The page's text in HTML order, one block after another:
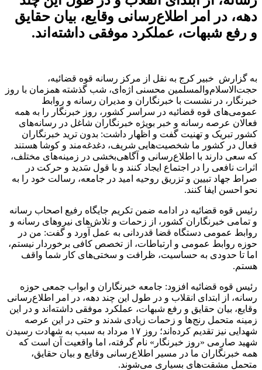
دهه، در امر اطلاع‌رسانی وقایع، بیان حقایق
و رفع شبهات، عملکرد موفقی داشته‌اند.
به گزارش خبیر کرج به نقل از مرکز رسانه قوه قضائیه،
حجت‌الاسلام‌والمسلمین محسنی اژه‌ای، شب گذشته همزمان با روز
خبرنگار، در نشست با خبرنگاران و مدیران رسانه و روابط
عمومی‌های قوه قضائیه در سراسر کشور، روز خبرنگار را به همه
فعالان عرصه رسانه و خبر بویژه خبرنگاران شاغل در رسانه‌های
کشور تبریک و تهنیت گفت و اظهار داشت: بدون ترید خبرنگاران
فعال در کشور ما شخصیت‌هایی شریف، دغدغه‌مند و کوشا هستند
که سعی دارند با اطلاع‌رسانی و آگاهی‌بخشی در زمینه‌های مختلف،
اثرات نافعی را در اجتماع ایجاد کنند و با قول سَدید و حرکت در
صراط جهاد تبیین و تزریق روحیه امید در جامعه، رسالت خود را به
نحو احسن ایفا کنند.
رئیس قوه قضائیه در ادامه ضمن تکریم جایگاه رفیع اصحاب رسانه
و تمامی خبرنگاران کشور، از زحمات و تلاش‌های نیرو‌های رسانه و
روابط عمومی دستگاه قضا قدردانی به عمل آورد و گفت: من در
حوزه روابط عمومی و ارتباطات، از تخصص کافی برخوردار نیستم،
اما تا حدودی به حساسیت، ظرافت و سختی‌های کار شما واقف
هستم.
رئیس قوه قضائیه افزود: جامعه خبرنگاران و ابواب جمعی حوزه
رسانه، از ابتدای انقلاب و در طول این چند دهه، در امر اطلاع‌رسانی
وقایع، بیان حقایق و رفع شبهات، عملکرد موفقی داشته‌اند و در این
زمینه متحمل رنج‌ها و زحمات زیادی شدند و حتی در این عرصه
شهدایی نیز تقدیم کرده‌اند؛ روز ۱۷ مرداد به سبب به شهادت رسیدن
شهید صارمی «روز خبرنگار» نام گرفته، اما واقعیت آن است که
همه خبرنگاران ما در مسیر اطلاع‌رسانی وقایع و بیان حقایق،
متحمل مشقت‌های بسیاری می‌شوند.